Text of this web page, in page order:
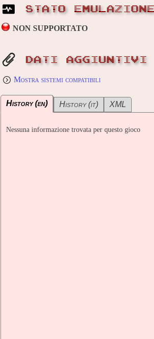
STATO EMULAZIONE
NON SUPPORTATO
DATI AGGIUNTIVI
Mostra sistemi compatibili
History (en) History (it) XML
Nessuna informazione trovata per questo gioco